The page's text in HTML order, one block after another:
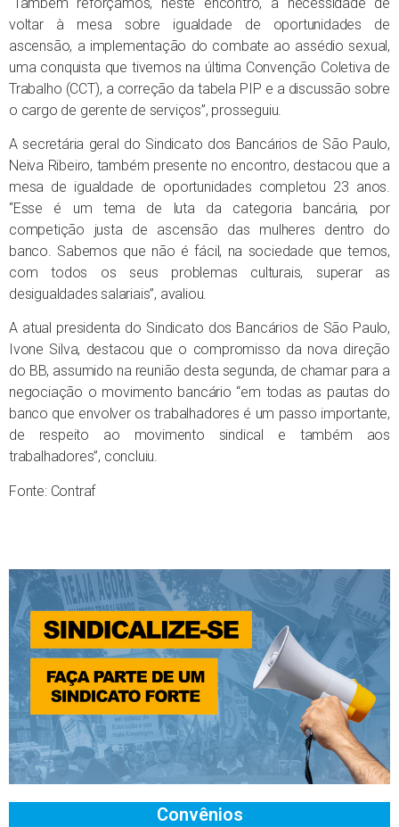
voltar à mesa sobre igualdade de oportunidades de
ascensão, a implementação do combate ao assédio sexual,
uma conquista que tivemos na última Convenção Coletiva de
Trabalho (CCT), a correção da tabela PIP e a discussão sobre
o cargo de gerente de serviços”, prosseguiu.
A secretária geral do Sindicato dos Bancários de São Paulo,
Neiva Ribeiro, também presente no encontro, destacou que a
mesa de igualdade de oportunidades completou 23 anos.
“Esse é um tema de luta da categoria bancária, por
competição justa de ascensão das mulheres dentro do
banco. Sabemos que não é fácil, na sociedade que temos,
com todos os seus problemas culturais, superar as
desigualdades salariais”, avaliou.
A atual presidenta do Sindicato dos Bancários de São Paulo,
Ivone Silva, destacou que o compromisso da nova direção
do BB, assumido na reunião desta segunda, de chamar para a
negociação o movimento bancário “em todas as pautas do
banco que envolver os trabalhadores é um passo importante,
de respeito ao movimento sindical e também aos
trabalhadores”, concluiu.
Fonte: Contraf
Convênios